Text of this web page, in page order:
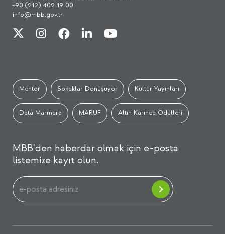
+90 (212) 402 19 00
info@mbb.gov.tr
Mentor Sokaklar Dönüşüyor Kültür Yayınları
Data Marmara MARUF Altın Karınca Ödülleri
MBB'den haberdar olmak için e-posta
listemize kayıt olun.